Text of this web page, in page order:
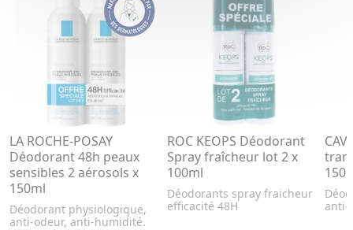
LA ROCHE-POSAY
Déodorant 48h peaux
sensibles 2 aérosols x
150ml
Déodorant physiologique,
anti-odeur, anti-humidité.
ROC KEOPS Déodorant
Spray fraîcheur lot 2 x
100ml
Déodorants spray fraicheur
efficacité 48H
anti-